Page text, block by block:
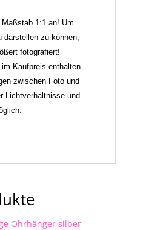
1:1 an! Um
darstellen zu können,
fotografiert!
Kaufpreis enthalten.
zwischen Foto und
Lichtverhältnisse und